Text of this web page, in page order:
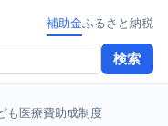
検索
補助金ふるさと納税
も医療費助成制度